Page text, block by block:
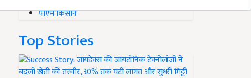
पीएम किसान
Top Stories